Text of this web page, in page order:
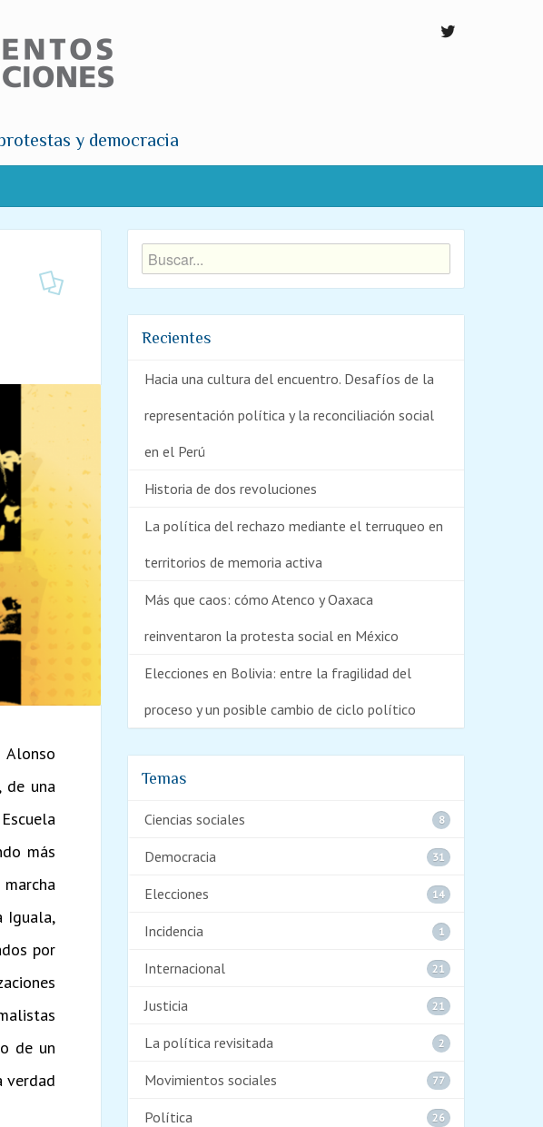
y democracia
de una
más
Iguala,
por
de un
verdad
Recientes
Hacia una cultura del encuentro. Desafíos de la
representación política y la reconciliación social
en el Perú
Historia de dos revoluciones
La política del rechazo mediante el terruqueo en
territorios de memoria activa
Más que caos: cómo Atenco y Oaxaca
reinventaron la protesta social en México
Elecciones en Bolivia: entre la fragilidad del
proceso y un posible cambio de ciclo político
Temas
Ciencias sociales 8
Democracia 31
Elecciones 14
Incidencia 1
Internacional 21
Justicia 21
La política revisitada 2
Movimientos sociales 77
Política 26